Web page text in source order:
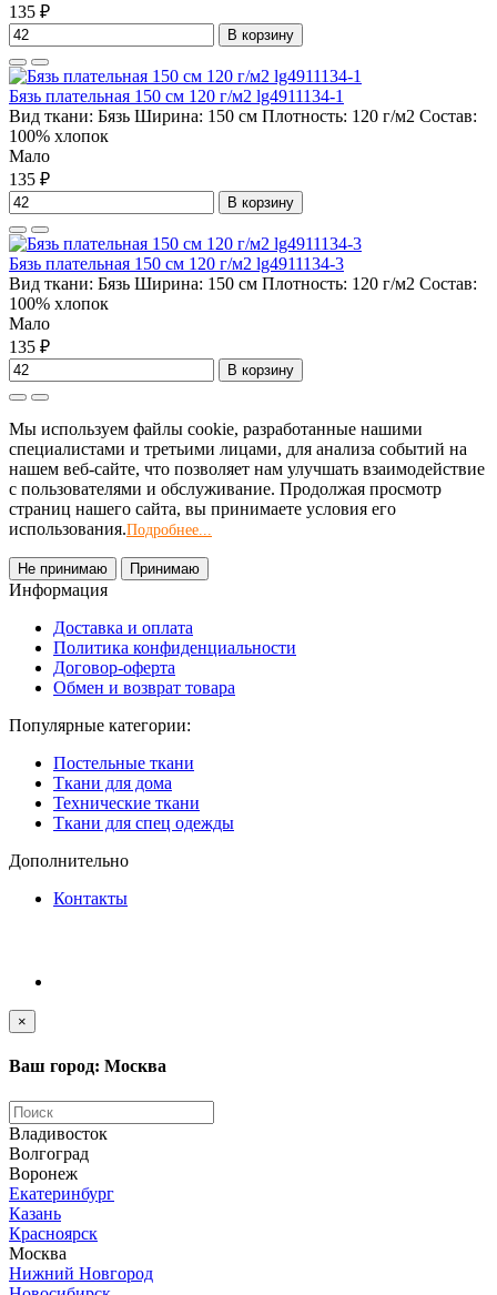
135 ₽
В корзину
Бязь плательная 150 см 120 г/м2 lg4911134-1
Вид ткани: Бязь Ширина: 150 см Плотность: 120 г/м2 Состав:
100% хлопок
Мало
135 ₽
В корзину
Бязь плательная 150 см 120 г/м2 lg4911134-3
Вид ткани: Бязь Ширина: 150 см Плотность: 120 г/м2 Состав:
100% хлопок
Мало
135 ₽
В корзину
Мы используем файлы cookie, разработанные нашими
специалистами и третьими лицами, для анализа событий на
нашем веб-сайте, что позволяет нам улучшать взаимодействие
с пользователями и обслуживание. Продолжая просмотр
страниц нашего сайта, вы принимаете условия его
использования.Подробнее...
Не принимаю Принимаю
Информация
Доставка и оплата
Политика конфиденциальности
Договор-оферта
Обмен и возврат товара
Популярные категории:
Постельные ткани
Ткани для дома
Технические ткани
Ткани для спец одежды
Дополнительно
Контакты
×
Ваш город: Москва
Владивосток
Волгоград
Воронеж
Екатеринбург
Казань
Красноярск
Москва
Нижний Новгород